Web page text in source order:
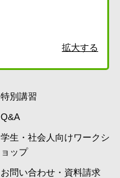
拡大する
特別講習
Q&A
学生・社会人向けワークシ
ョップ
お問い合わせ・資料請求